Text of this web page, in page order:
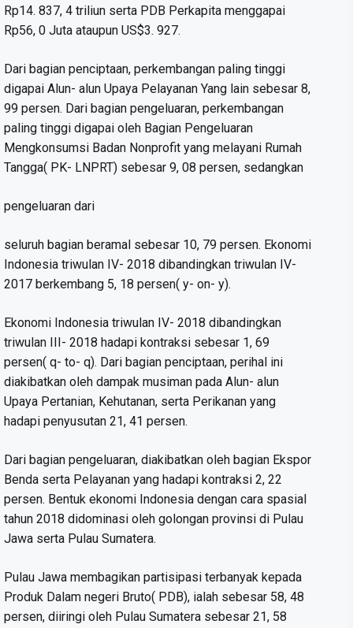
Rp14. 837, 4 triliun serta PDB Perkapita menggapai
Rp56, 0 Juta ataupun US$3. 927.
Dari bagian penciptaan, perkembangan paling tinggi
digapai Alun- alun Upaya Pelayanan Yang lain sebesar 8,
99 persen. Dari bagian pengeluaran, perkembangan
paling tinggi digapai oleh Bagian Pengeluaran
Mengkonsumsi Badan Nonprofit yang melayani Rumah
Tangga( PK- LNPRT) sebesar 9, 08 persen, sedangkan
pengeluaran dari
seluruh bagian beramal sebesar 10, 79 persen. Ekonomi
Indonesia triwulan IV- 2018 dibandingkan triwulan IV-
2017 berkembang 5, 18 persen( y- on- y).
Ekonomi Indonesia triwulan IV- 2018 dibandingkan
triwulan III- 2018 hadapi kontraksi sebesar 1, 69
persen( q- to- q). Dari bagian penciptaan, perihal ini
diakibatkan oleh dampak musiman pada Alun- alun
Upaya Pertanian, Kehutanan, serta Perikanan yang
hadapi penyusutan 21, 41 persen.
Dari bagian pengeluaran, diakibatkan oleh bagian Ekspor
Benda serta Pelayanan yang hadapi kontraksi 2, 22
persen. Bentuk ekonomi Indonesia dengan cara spasial
tahun 2018 didominasi oleh golongan provinsi di Pulau
Jawa serta Pulau Sumatera.
Pulau Jawa membagikan partisipasi terbanyak kepada
Produk Dalam negeri Bruto( PDB), ialah sebesar 58, 48
persen, diiringi oleh Pulau Sumatera sebesar 21, 58